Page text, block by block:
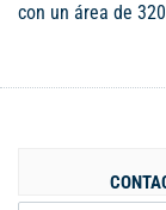
con un área de
dan una gran
walking closet la
también con un
a la ciudad para